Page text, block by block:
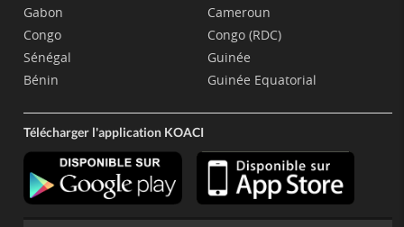
Gabon
Congo
Sénégal
Bénin
Cameroun
Congo (RDC)
Guinée
Guinée Equatorial
Télécharger l'application KOACI